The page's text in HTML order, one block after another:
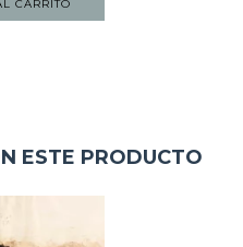
ESTE PRODUCTO